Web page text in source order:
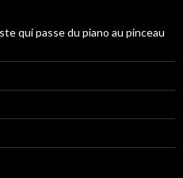
qui passe du piano au pinceau